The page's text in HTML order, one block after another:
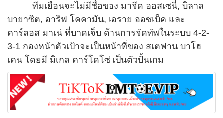
ทีมเยือนจะไม่มีชื่อของ มาจีด ฮอสเซนี่, บิลาล
บายาซิต, อาริฟ โคคามัน, เอราย ออซเบ็ค และ
คาร์ลอส มาเน่ ที่บาดเจ็บ ด้านการจัดทัพในระบบ 4-2-
3-1 กองหน้าตัวเป้าจะเป็นหน้าที่ของ สเตฟาน บาโฮ
เคน โดยมี มิเกล คาร์โดโซ่ เป็นตัวปั้นเกม